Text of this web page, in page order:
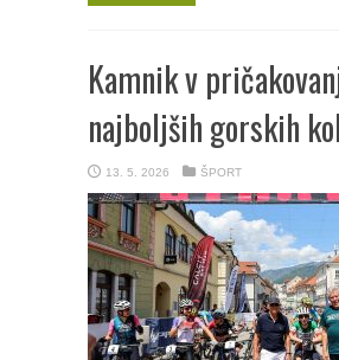
Kamnik v
najboljših gorskih
13. 5. 2026 ŠPORT